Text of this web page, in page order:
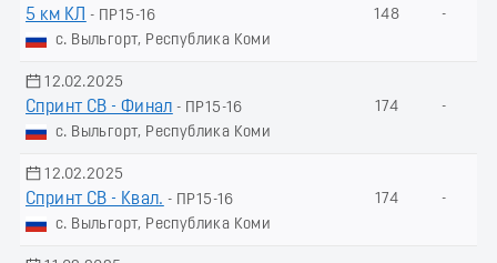
5 км КЛ
- ПР15-16
с. Выльгорт, Республика Коми
148 -
12.02.2025
Спринт СВ - Финал - ПР15-16
с. Выльгорт, Республика Коми
174 -
12.02.2025
Спринт СВ - Квал. - ПР15-16
с. Выльгорт, Республика Коми
174 -